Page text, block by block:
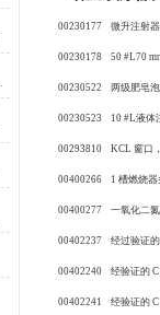
00230177 微升注射
00230178 50 #L70
00230522 两级肥皂
00230523 10 #L液体
00293810 KCL 窗口
00400266 1 槽燃烧器
00400277 一氧化二
00402237 经过验证的
00402240 经验证的
00402241 经验证的